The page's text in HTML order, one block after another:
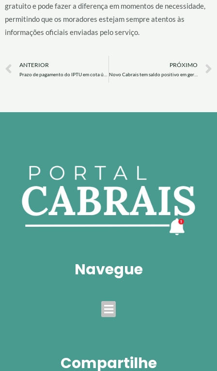
gratuito e pode fazer a diferença em momentos de necessidade,
permitindo que os moradores estejam sempre atentos às
informações oficiais enviadas pelo serviço.
Prev
ANTERIOR PRÓXIMO
Novo Cabrais tem saldo positivo em geração de emprego
Navegue
Menu
Compartilhe